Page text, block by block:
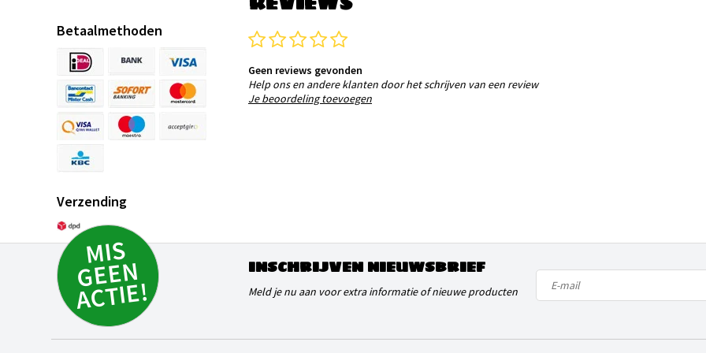
Betaalmethoden
Verzending
Geen reviews gevonden
Help ons en andere klanten door het schrijven van een review
Je beoordeling toevoegen
MI
S
G
E
E
N
A
C
TI
E!
INSCHRIJVEN NIEUWSBRIEF
Meld je nu aan voor extra informatie of nieuwe producten